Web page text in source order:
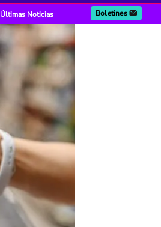
Últimas Noticias Boletines